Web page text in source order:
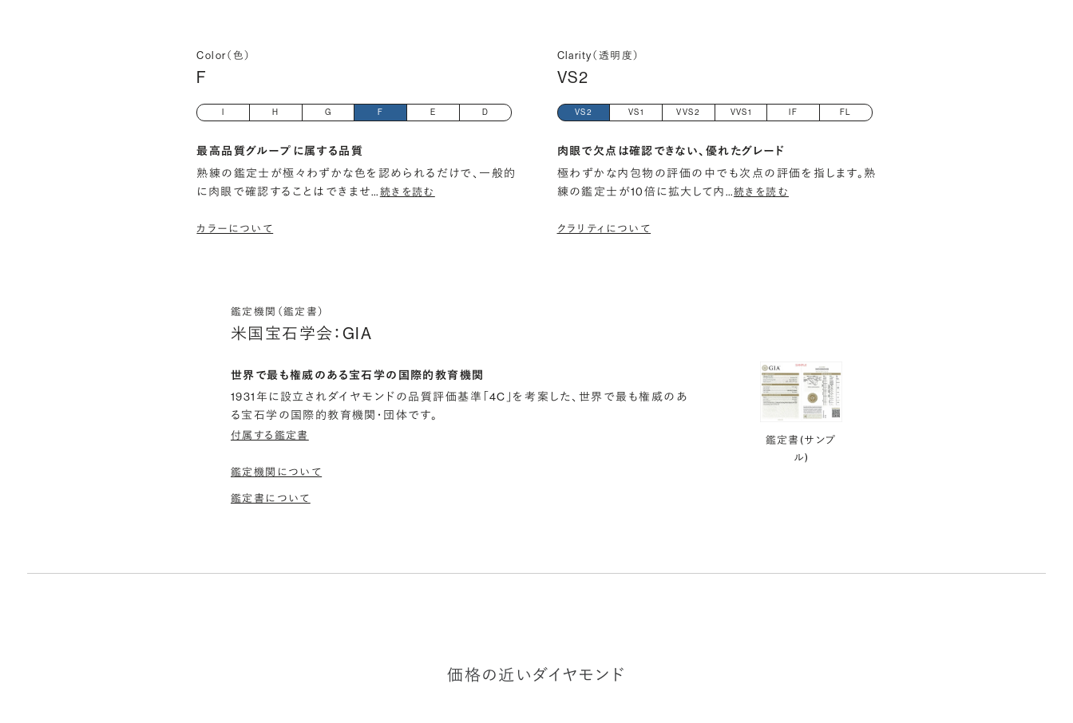
Color（色）
F
I H G F E D
最高品質グループに属する品質
熟練の鑑定士が極々わずかな色を認められるだけで、一般的
に肉眼で確認することはできませ…続きを読む
カラーについて
Clarity（透明度）
VS2
VS2 VS1 VVS2 VVS1 IF FL
肉眼で欠点は確認できない、優れたグレード
極わずかな内包物の評価の中でも次点の評価を指します。熟
練の鑑定士が10倍に拡大して内…続きを読む
クラリティについて
鑑定機関（鑑定書）
米国宝石学会：GIA
世界で最も権威のある宝石学の国際的教育機関
1931年に設立されダイヤモンドの品質評価基準「4C」を考案した、世界で最も権威のあ
る宝石学の国際的教育機関・団体です。
付属する鑑定書
鑑定機関について
鑑定書について
鑑定書(サンプ
ル)
価格の近いダイヤモンド